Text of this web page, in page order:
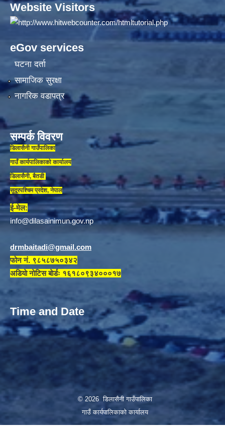
Website Visitors
eGov services
घटना दर्ता
सामाजिक सुरक्षा
नागरिक वडापत्र
सम्पर्क विवरण
डिलासैनी गाउँपालिका
गाउँ कार्यपालिकाकाे कार्यालय
डिलासैनी, बैतडी
सुदूरपश्चिम प्रदेश, नेपाल
ई-मेल:
info@dilasainimun.gov.np
drmbaitadi@gmail.com
फोन नं. ९८५८७५०३४२
अडियाे नाेटिस बाेर्डः १६१८०९३४०००१७
Time and Date
© 2026 डिलासैनी गाउँपालिका
गाउँ कार्यपालिकाको कार्यालय